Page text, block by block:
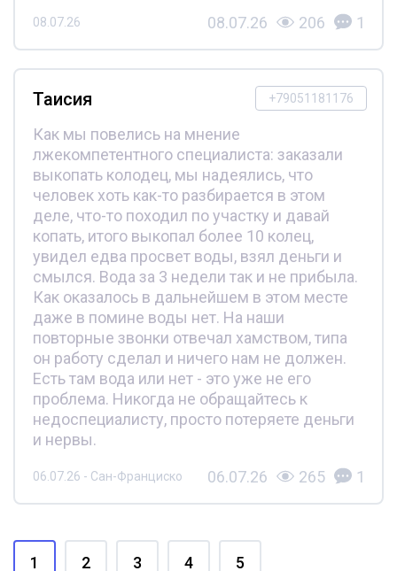
08.07.26 08.07.26 206 1
+79051181176
Таисия
Как мы повелись на мнение
лжекомпетентного специалиста: заказали
выкопать колодец, мы надеялись, что
человек хоть как-то разбирается в этом
деле, что-то походил по участку и давай
копать, итого выкопал более 10 колец,
увидел едва просвет воды, взял деньги и
смылся. Вода за 3 недели так и не прибыла.
Как оказалось в дальнейшем в этом месте
даже в помине воды нет. На наши
повторные звонки отвечал хамством, типа
он работу сделал и ничего нам не должен.
Есть там вода или нет - это уже не его
проблема. Никогда не обращайтесь к
недоспециалисту, просто потеряете деньги
и нервы.
06.07.26 - Сан-Франциско 06.07.26 265 1
1 2 3 4 5